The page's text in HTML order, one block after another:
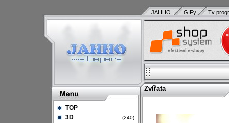
TOP
3D
(240)
JAHHO GIFy Tv
Zvířata